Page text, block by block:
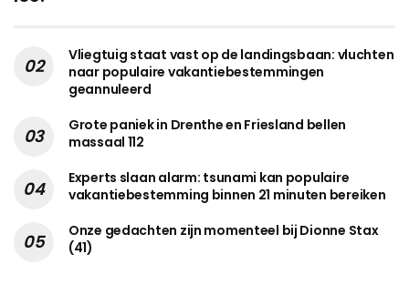
Vliegtuig staat vast op de landingsbaan: vluchten
naar populaire vakantiebestemmingen
geannuleerd
Grote paniek in Drenthe en Friesland bellen
massaal 112
Experts slaan alarm: tsunami kan populaire
vakantiebestemming binnen 21 minuten bereiken
Onze gedachten zijn momenteel bij Dionne Stax
(41)